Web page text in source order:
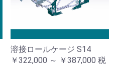
溶接ロールケージ S14
￥322,000 ～ ￥387,000 税